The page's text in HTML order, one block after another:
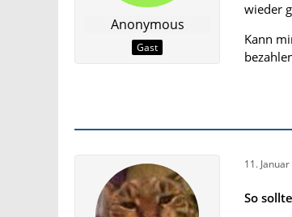
Anonymous
Gast
wieder
Kann
11.
So